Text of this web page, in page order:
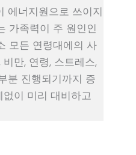
에너지원으로 쓰이지
가족력이 주 원인인
모든 연령대에의 사
만, 연령, 스트레스,
분 진행되기까지 증
이 미리 대비하고